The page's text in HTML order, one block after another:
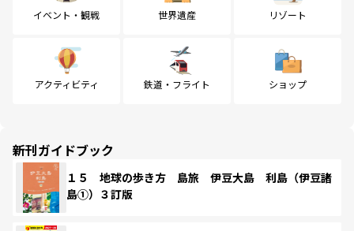
イベント・観戦 世界遺産 リゾート
アクティビティ 鉄道・フライト ショップ
新刊ガイドブック
１５ 地球の歩き方 島旅 伊豆大島 利島（伊豆諸
島①）３訂版